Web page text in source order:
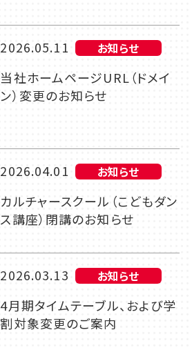
2026.05.11 お知らせ
当社ホームページURL（ドメイ
ン）変更のお知らせ
2026.04.01 お知らせ
カルチャースクール（こどもダン
ス講座）閉講のお知らせ
2026.03.13 お知らせ
4月期タイムテーブル、および学
割対象変更のご案内